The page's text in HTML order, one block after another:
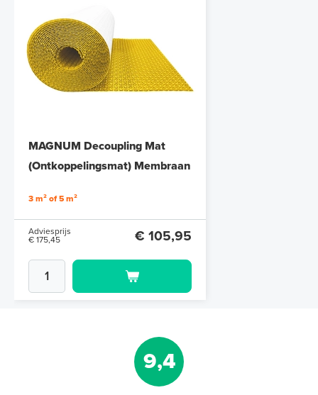
MAGNUM Decoupling Mat
(Ontkoppelingsmat) Membraan
3 m² of 5 m²
Adviesprijs
€ 175,45
€ 105,95
9,4